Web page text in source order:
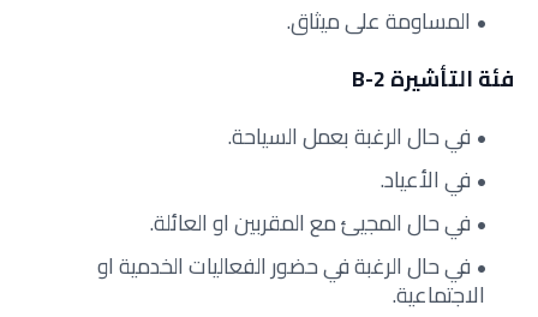
المساومة على ميثاق.
فئة التأشيرة B-2
في حال الرغبة بعمل السياحة.
في الأعياد.
في حال المجيئ مع المقربين او العائلة.
في حال الرغبة في حضور الفعاليات الخدمية او
الاجتماعية.